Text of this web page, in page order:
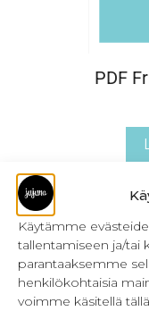
Käytämme
tallentamiseen ja/tai
parantaaksemme
henkilökohtaisia
voimme käsitellä
PDF